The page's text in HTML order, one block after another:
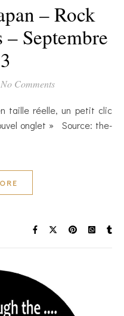
– Rock
Septembre
No Comments
onglet » Source: the-